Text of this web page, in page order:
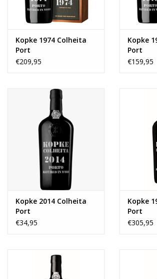
Kopke 1974 Colheita
Port
€209,95
Kopke
Port
€159,95
Kopke 2014 Colheita
Port
€34,95
Kopke
Port
€305,95